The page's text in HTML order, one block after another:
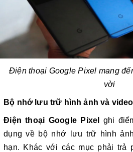
Điện thoại Google Pixel mang
vời
Bộ nhớ lưu trữ hình ảnh và
Điện thoại Google Pixel
ghi
dụng về bộ nhớ lưu trữ hình
hạn. Khác với các mục phải trả